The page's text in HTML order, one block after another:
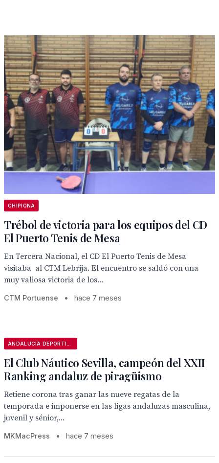
CHIPIONA
Trébol de victoria para los equipos del CD
El Puerto Tenis de Mesa
En Tercera Nacional, el CD El Puerto Tenis de Mesa
visitaba al CTM Lebrija. El encuentro se saldó con una
muy valiosa victoria de los...
CTM Portuense • hace 7 meses
El Club Náutico Sevilla, campeón del XXII
Ranking andaluz de piragüismo
Retiene corona tras ganar las nueve regatas de la
temporada e imponerse en las ligas andaluzas masculina,
juvenil y sénior,...
MKMacPress • hace 7 meses